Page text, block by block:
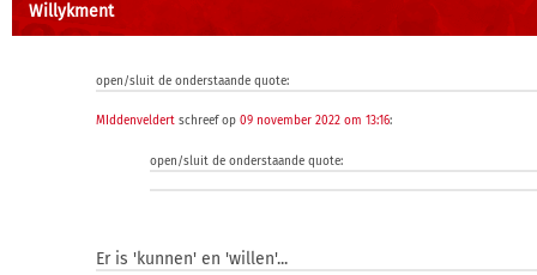
Willykment
open/sluit de onderstaande quote:
MIddenveldert schreef op 09 november 2022 om 13:16:
open/sluit de onderstaande quote:
Er is 'kunnen' en 'willen'...